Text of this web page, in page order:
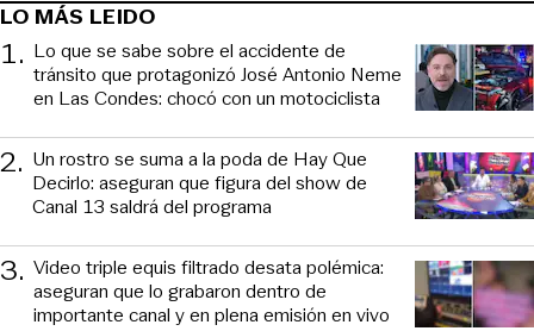
LO MÁS LEIDO
1. Lo que se sabe sobre el accidente de
tránsito que protagonizó José Antonio Neme
en Las Condes: chocó con un motociclista
2. Un rostro se suma a la poda de Hay Que
Decirlo: aseguran que figura del show de
Canal 13 saldrá del programa
3. Video triple equis filtrado desata polémica:
aseguran que lo grabaron dentro de
importante canal y en plena emisión en vivo